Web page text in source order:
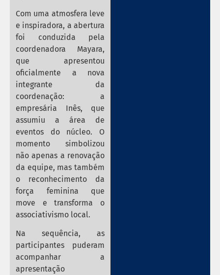
Com uma atmosfera leve
e inspiradora, a abertura
foi conduzida pela
coordenadora Mayara,
que apresentou
oficialmente a nova
integrante da
coordenação: a
empresária Inês, que
assumiu a área de
eventos do núcleo. O
momento simbolizou
não apenas a renovação
da equipe, mas também
o reconhecimento da
força feminina que
move e transforma o
associativismo local.
Na sequência, as
participantes puderam
acompanhar a
apresentação